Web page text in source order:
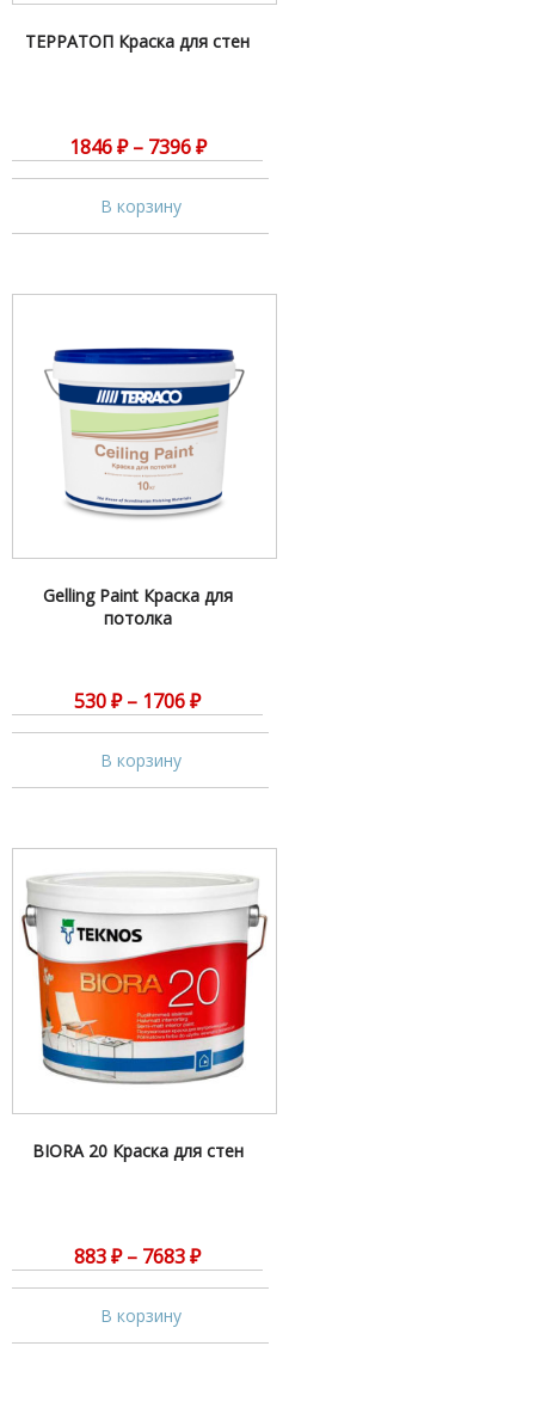
ТЕРРАТОП Краска для стен
1846₽ – 7396₽
В корзину
Gelling Paint Краска для
потолка
530₽ – 1706₽
В корзину
BIORA 20 Краска для стен
883₽ – 7683₽
В корзину